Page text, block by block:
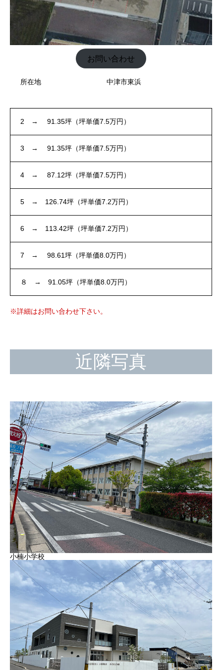
お問い合わせ
所在地 中津市東浜
2 → 91.35坪（坪単価7.5万円）
3 → 91.35坪（坪単価7.5万円）
4 → 87.12坪（坪単価7.5万円）
5 → 126.74坪（坪単価7.2万円）
6 → 113.42坪（坪単価7.2万円）
7 → 98.61坪（坪単価8.0万円）
８ → 91.05坪（坪単価8.0万円）
※詳細はお問い合わせ下さい。
近隣写真
小楠小学校